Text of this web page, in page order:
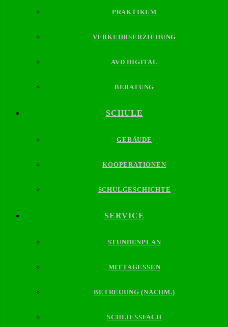
PRAKTIKUM
VERKEHRSERZIEHUNG
AVD DIGITAL
BERATUNG
SCHULE
GEBÄUDE
KOOPERATIONEN
SCHULGESCHICHTE
SERVICE
STUNDENPLAN
MITTAGESSEN
BETREUUNG (NACHM.)
SCHLIESSFACH